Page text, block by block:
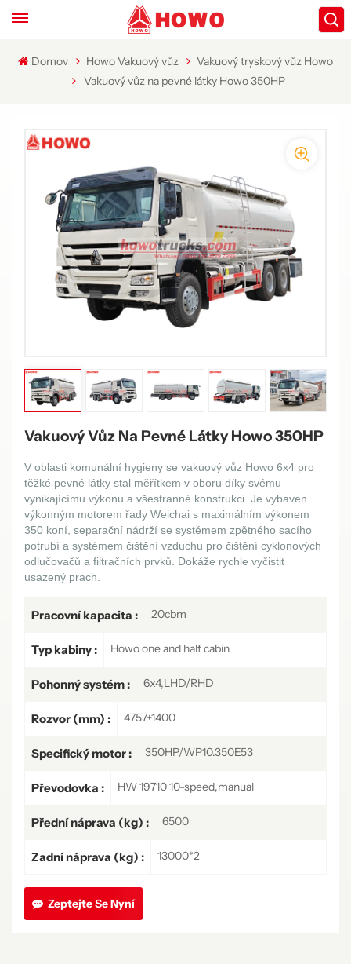
Domov Howo Vakuový vůz
Vakuový tryskový vůz Howo
Vakuový vůz na pevné látky Howo 350HP
Vakuový Vůz Na Pevné Látky Howo 350HP
V oblasti komunální hygieny se vakuový vůz Howo 6x4 pro
těžké pevné látky stal měřítkem v oboru díky svému
vynikajícímu výkonu a všestranné konstrukci. Je vybaven
výkonným motorem řady Weichai s maximálním výkonem
350 koní, separační nádrží se systémem zpětného sacího
potrubí a systémem čištění vzduchu pro čištění cyklonových
odlučovačů a filtračních prvků. Dokáže rychle vyčistit
usazený prach.
Pracovní kapacita : 20cbm
Typ kabiny : Howo one and half cabin
Pohonný systém : 6x4,LHD/RHD
Rozvor (mm) : 4757+1400
Specifický motor : 350HP/WP10.350E53
Převodovka : HW 19710 10-speed,manual
Přední náprava (kg) : 6500
Zadní náprava (kg) : 13000*2
Zeptejte Se Nyní